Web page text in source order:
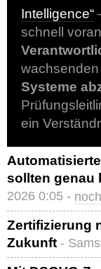
Intelligence“
schnell
Systeme
ein
sollten genau
2026 0:05 -
Zertifizierung
Zukunft -